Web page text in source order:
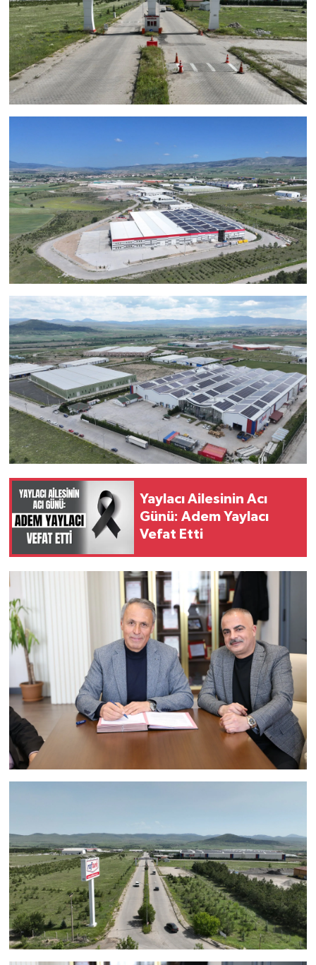
Yaylacı Ailesinin Acı
Günü: Adem Yaylacı
Vefat Etti